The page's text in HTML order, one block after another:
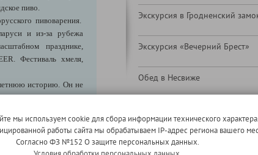
пиво.
пивоварения.
и из-за рубежа
празднике,
Фестиваль хмеля,
историю. Он не
и сухого закона. Это
Здесь бережно
обеспечивают
страны.
Экскурсия в Гродненский
Экскурсия «Вечерний Брест»
Обед в Несвиже
Страховой полис (ВЗР) для
Страховой полис (ВЗР) для
старше
мы используем cookie для сбора информации технического характера.
работы сайта мы обрабатываем IP-адрес региона вашего
Согласно ФЗ №152 О защите персональных данных.